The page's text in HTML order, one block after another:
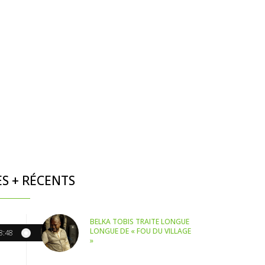
+ RÉCENTS
BELKA TOBIS TRAITE LONGUE
LONGUE DE « FOU DU VILLAGE
»